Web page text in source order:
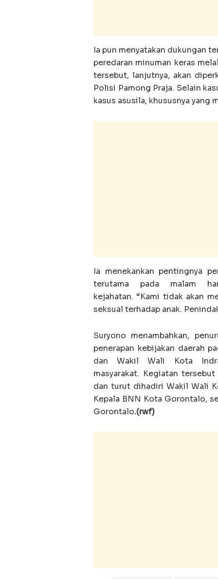
Ia pun menyatakan dukungan
peredaran minuman keras
tersebut, lanjutnya, akan
Polisi Pamong Praja. Selain
kasus asusila, khususnya yang
Ia menekankan pentingnya
terutama pada malam
kejahatan. “Kami tidak akan
seksual terhadap anak.
Suryono menambahkan,
penerapan kebijakan daerah
dan Wakil Wali Kota
masyarakat. Kegiatan
dan turut dihadiri Wakil Wali
Kepala BNN Kota Gorontalo,
Gorontalo.(rwf)